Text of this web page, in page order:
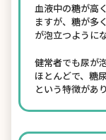
血液中の糖が高
ますが、糖が多
が泡立つように
健常者でも尿が
ほとんどで、糖
という特徴があり